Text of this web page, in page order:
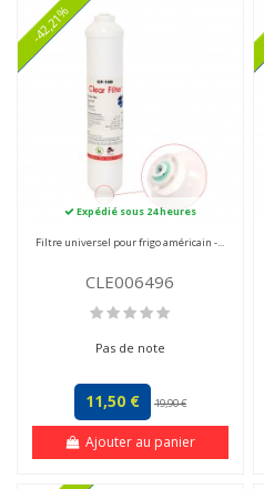
-42,21%
Expédié sous 24 heures
Filtre universel pour frigo américain -...
CLE006496
Pas de note
11,50 € 19,90 €
Ajouter au panier